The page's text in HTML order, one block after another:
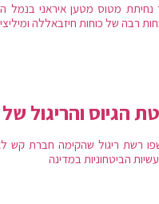
נחיתת מטוס מטען איראני
רבה של כוחות חיזבאללה
הגיוס והריגול
רשת ריגול שהקימה חברת קש
הביטחוניות במדינה